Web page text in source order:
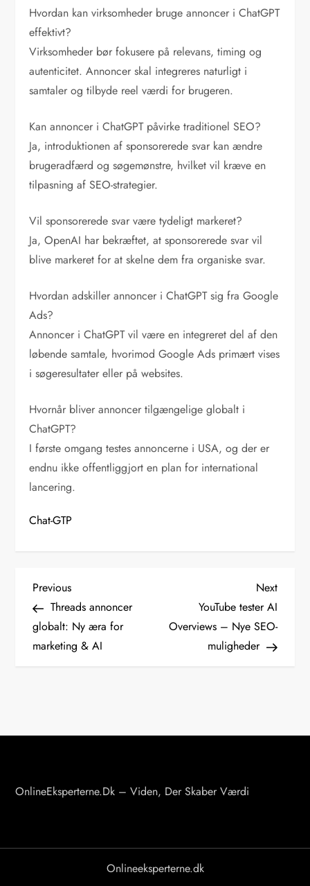
Hvordan kan virksomheder bruge annoncer i ChatGPT
effektivt?
Virksomheder bør fokusere på relevans, timing og
autenticitet. Annoncer skal integreres naturligt i
samtaler og tilbyde reel værdi for brugeren.
Kan annoncer i ChatGPT påvirke traditionel SEO?
Ja, introduktionen af sponsorerede svar kan ændre
brugeradfærd og søgemønstre, hvilket vil kræve en
tilpasning af SEO-strategier.
Vil sponsorerede svar være tydeligt markeret?
Ja, OpenAI har bekræftet, at sponsorerede svar vil
blive markeret for at skelne dem fra organiske svar.
Hvordan adskiller annoncer i ChatGPT sig fra Google
Ads?
Annoncer i ChatGPT vil være en integreret del af den
løbende samtale, hvorimod Google Ads primært vises
i søgeresultater eller på websites.
Hvornår bliver annoncer tilgængelige globalt i
ChatGPT?
I første omgang testes annoncerne i USA, og der er
endnu ikke offentliggjort en plan for international
lancering.
Chat-GTP
I
n
d
l
v
a
Previous
Post
Previous
Threads annoncer
globalt: Ny æra for
marketing & AI
Next
Post
Next
YouTube tester AI
Overviews – Nye SEO-
muligheder
OnlineEksperterne.dk – Viden, Der Skaber Værdi
Onlineeksperterne.dk